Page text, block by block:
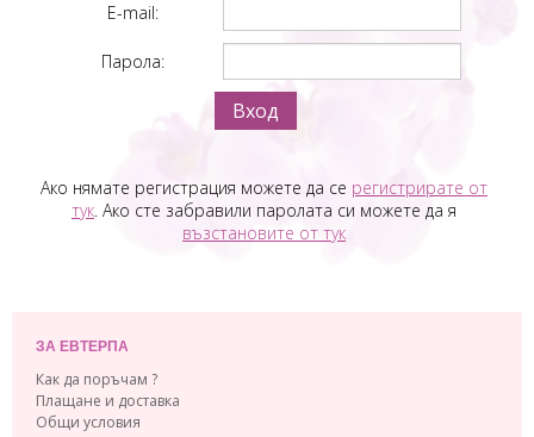
E-mail:
Парола:
Вход
Ако нямате регистрация можете да се регистрирате от
тук. Ако сте забравили паролата си можете да я
възстановите от тук
ЗА ЕВТЕРПА
Как да поръчам ?
Плащане и доставка
Общи условия